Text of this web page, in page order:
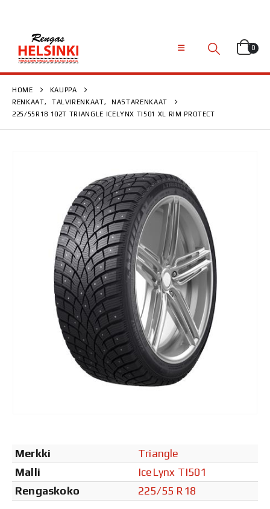
0
HOME
KAUPPA
RENKAAT, TALVIRENKAAT,
NASTARENKAAT
225/55R18 102T TRIANGLE ICELYNX TI501 XL RIM PROTECT
Merkki
Triangle
Malli
IceLynx TI501
Rengaskoko
225/55 R18